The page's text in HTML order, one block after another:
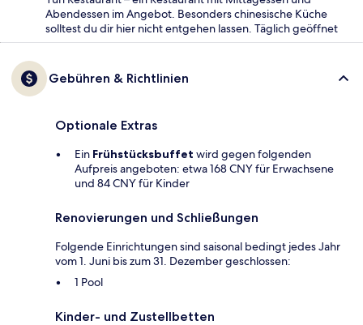
Abendessen im Angebot. Besonders chinesische Küche
solltest du dir hier nicht entgehen lassen. Täglich geöffnet
Gebühren & Richtlinien
Optionale Extras
Ein Frühstücksbuffet wird gegen folgenden
Aufpreis angeboten: etwa 168 CNY für Erwachsene
und 84 CNY für Kinder
Renovierungen und Schließungen
Folgende Einrichtungen sind saisonal bedingt jedes Jahr
vom 1. Juni bis zum 31. Dezember geschlossen:
1 Pool
Kinder- und Zustellbetten